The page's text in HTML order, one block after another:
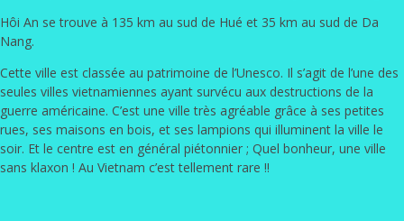
Hôi An se trouve à 135 km au sud de Hué et 35 km au sud de Da
Nang.
Cette ville est classée au patrimoine de l’Unesco. Il s’agit de l’une des
seules villes vietnamiennes ayant survécu aux destructions de la
guerre américaine. C’est une ville très agréable grâce à ses petites
rues, ses maisons en bois, et ses lampions qui illuminent la ville le
soir. Et le centre est en général piétonnier ; Quel bonheur, une ville
sans klaxon ! Au Vietnam c’est tellement rare !!